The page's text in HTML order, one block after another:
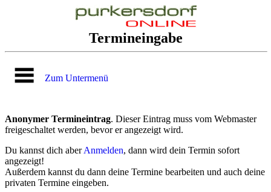
Termineingabe
Zum Untermenü
Anonymer Termineintrag. Dieser Eintrag muss vom Webmaster
freigeschaltet werden, bevor er angezeigt wird.
Du kannst dich aberAnmelden, dann wird dein Termin sofort
angezeigt!
Außerdem kannst du dann deine Termine bearbeiten und auch deine
privaten Termine eingeben.